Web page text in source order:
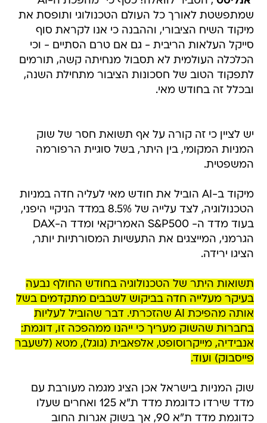
שמתפשטת לאורך כל העולם הטכנולוגי ותופסת את
מיקוד השיח הציבורי, וההבנה כי אנו לקראת סוף
סייקל העלאות הריבית - גם אם טרם הסתיים - וכי
הכלכלה העולמית לא תסבול מנחיתה קשה, תורמים
לתפקוד הטוב של חסכונות הציבור מתחילת השנה,
ובכלל זה בחודש מאי.
יש לציין כי זה קורה על אף תשואת חסר של שוק
המניות המקומי, בין היתר, בשל סוגיית הרפורמה
המשפטית.
מיקוד ב-AI הוביל את חודש מאי לעליה חדה במניות
הטכנולוגיה, לצד עלייה של 8.5% במדד הניקיי היפני,
בעוד מדד ה- S&P500 האמריקאי ומדד ה-DAX
הגרמני, המייצגים את התעשיות המסורתיות יותר,
הציגו ירידה.
תשואות היתר של הטכנולוגיה בחודש החולף נבעה
בעיקר מעלייה חדה בביקוש לשבבים מתקדמים בשל
אותה מהפיכת AI שהזכרתי. דבר שהוביל לעליות
בחברות שהשוק מעריך כי ייהנו ממהפכה זו, דוגמת:
אנבידיה, מייקרוסופט, אלפאבית (גוגל), מטא (לשעבר
פייסבוק) ועוד.
שוק המניות בישראל אכן הציג מגמה מעורבת עם
מדד שירדו כדוגמת מדד ת"א 125 ואחרים שעלו
כדוגמת מדד ת"א 90, אך בשוק אגרות החוב